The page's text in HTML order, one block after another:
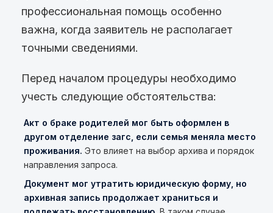
профессиональная помощь особенно
важна, когда заявитель не располагает
точными сведениями.
Перед началом процедуры необходимо
учесть следующие обстоятельства:
Акт о браке родителей мог быть оформлен в
другом отделение загс, если семья меняла место
проживания. Это влияет на выбор архива и порядок
направления запроса.
Документ мог утратить юридическую форму, но
архивная запись продолжает храниться и